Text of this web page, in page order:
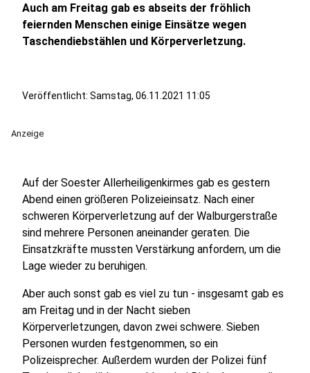
Auch am Freitag gab es abseits der fröhlich
feiernden Menschen einige Einsätze wegen
Taschendiebstählen und Körperverletzung.
Veröffentlicht: Samstag, 06.11.2021 11:05
Anzeige
Auf der Soester Allerheiligenkirmes gab es gestern
Abend einen größeren Polizeieinsatz. Nach einer
schweren Körperverletzung auf der Walburgerstraße
sind mehrere Personen aneinander geraten. Die
Einsatzkräfte mussten Verstärkung anfordern, um die
Lage wieder zu beruhigen.
Aber auch sonst gab es viel zu tun - insgesamt gab es
am Freitag und in der Nacht sieben
Körperverletzungen, davon zwei schwere. Sieben
Personen wurden festgenommen, so ein
Polizeisprecher. Außerdem wurden der Polizei fünf